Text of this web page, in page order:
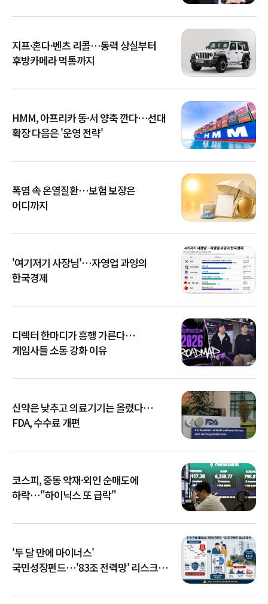
지프·혼다·벤츠 리콜…동력 상실부터
후방카메라 먹통까지
HMM, 아프리카 동·서 양축 깐다…선대
확장 다음은 '운영 전략'
폭염 속 온열질환…보험 보장은
어디까지
'여기저기 사장님'…자영업 과잉의
한국경제
디렉터 한마디가 흥행 가른다…
게임사들 소통 강화 이유
신약은 낮추고 의료기기는 올렸다…
FDA, 수수료 개편
코스피, 중동 악재·외인 순매도에
하락…"하이닉스 또 급락"
'두 달 만에 마이너스'
국민성장펀드…'83조 전력망' 리스크